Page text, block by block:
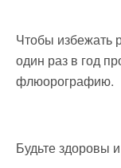
Чтобы избежать
один раз в год
флюорографию.
Будьте здоровы